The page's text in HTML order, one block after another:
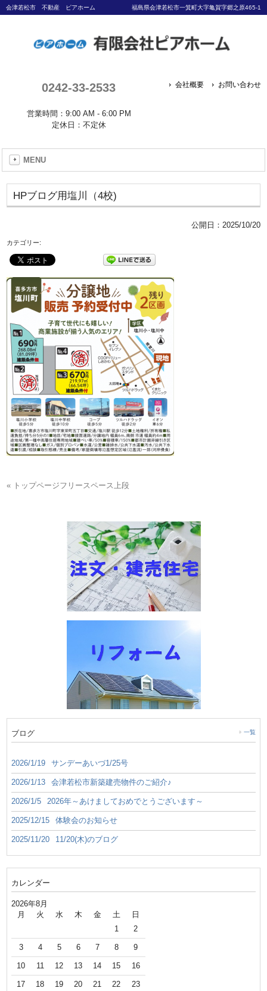
会津若松市 不動産 ピアホーム 福島県会津若松市一箕町大字亀賀字郷之原465-1
0242-33-2533
営業時間：9:00 AM - 6:00 PM
定休日：不定休
会社概要 お問い合わせ
MENU
HPブログ用塩川（4校)
公開日： 2025/10/20
カテゴリー:
« トップページフリースペース上段
ブログ 一覧
2026/1/19 サンデーあいづ1/25号
2026/1/13 会津若松市新築建売物件のご紹介♪
2026/1/5 2026年～あけましておめでとうございます～
2025/12/15 体験会のお知らせ
2025/11/20 11/20(木)のブログ
カレンダー
2026年8月
月 火 水 木 金 土 日
1 2
3 4 5 6 7 8 9
10 11 12 13 14 15 16
17 18 19 20 21 22 23